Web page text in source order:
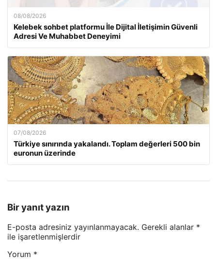
08/08/2026
Kelebek sohbet platformu İle Dijital İletişimin Güvenli
Adresi Ve Muhabbet Deneyimi
07/08/2026
Türkiye sınırında yakalandı. Toplam değerleri 500 bin
euronun üzerinde
Bir yanıt yazın
E-posta adresiniz yayınlanmayacak. Gerekli alanlar *
ile işaretlenmişlerdir
Yorum *